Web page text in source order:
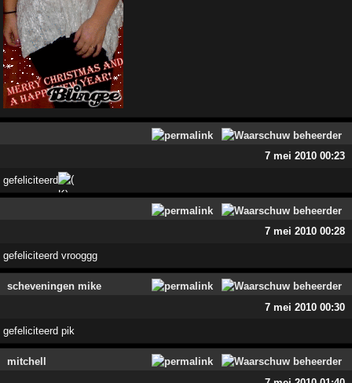
7 mei 2010 00:23
gefeliciteerd
7 mei 2010 00:28
gefeliciteerd vrooggg
scheveningen mike
7 mei 2010 00:30
gefeliciteerd pik
mitchell